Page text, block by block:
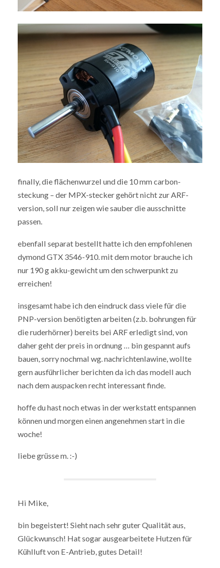
finally, die flächenwurzel und die 10 mm carbon-
steckung – der MPX-stecker gehört nicht zur ARF-
version, soll nur zeigen wie sauber die ausschnitte
passen.
ebenfall separat bestellt hatte ich den empfohlenen
dymond GTX 3546-910. mit dem motor brauche ich
nur 190 g akku-gewicht um den schwerpunkt zu
erreichen!
insgesamt habe ich den eindruck dass viele für die
PNP-version benötigten arbeiten (z.b. bohrungen für
die ruderhörner) bereits bei ARF erledigt sind, von
daher geht der preis in ordnung … bin gespannt aufs
bauen, sorry nochmal wg. nachrichtenlawine, wollte
gern ausführlicher berichten da ich das modell auch
nach dem auspacken recht interessant finde.
hoffe du hast noch etwas in der werkstatt entspannen
können und morgen einen angenehmen start in die
woche!
liebe grüsse m. :-)
Hi Mike,
bin begeistert! Sieht nach sehr guter Qualität aus,
Glückwunsch! Hat sogar ausgearbeitete Hutzen für
Kühlluft von E-Antrieb, gutes Detail!